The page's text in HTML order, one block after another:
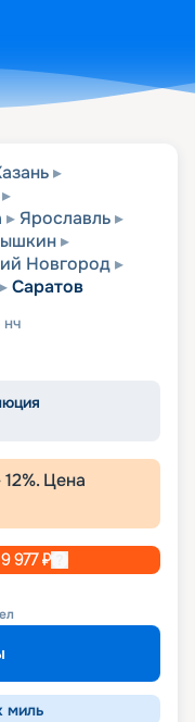
Ярославль
Новгород
Саратов
нч
12%. Цена
9 977₽
миль